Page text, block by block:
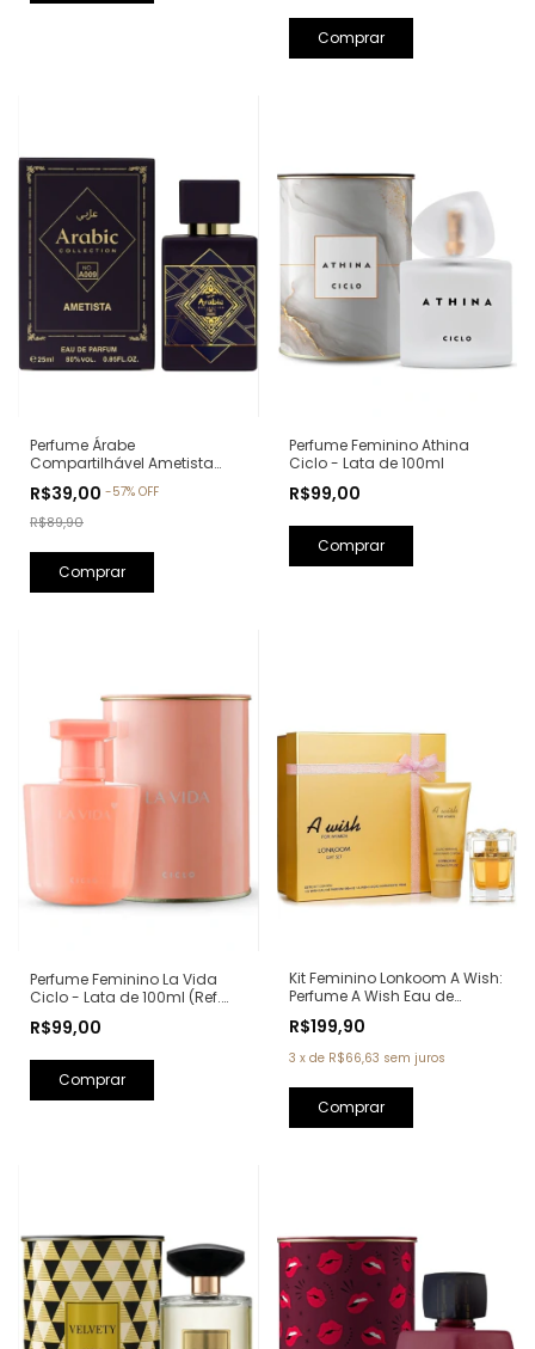
Perfume Árabe
Compartilhável Ametista
25ml (Ref. Olfativa: Bade'e Al
Oud Amethyst Lattafa)
R$39,00 -57% OFF
R$89,90
Perfume Feminino Athina
Ciclo - Lata de 100ml
R$99,00
Perfume Feminino La Vida
Ciclo - Lata de 100ml (Ref.
Lancôme)
R$99,00
Kit Feminino Lonkoom A Wish:
Perfume A Wish Eau de
Parfum 100ml + Loção
Hidratante Corporal
Perfumada 150ml
R$199,90
3 x de R$66,63 sem juros